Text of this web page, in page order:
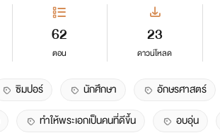
62
ตอน
23
ดาวน์โหลด
ซิมปอร์ นักศึกษา
อักษรศาสตร์
ทำให้พระเอกเป็นคนที่ดีขึ้น อบอุ่น